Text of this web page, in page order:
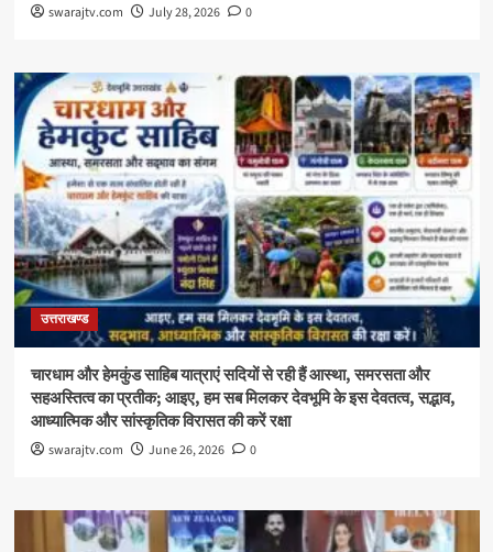
swarajtv.com July 28, 2026 0
उत्तराखण्ड
चारधाम और हेमकुंड साहिब यात्राएं सदियों से रही हैं आस्था, समरसता और
सहअस्तित्व का प्रतीक; आइए, हम सब मिलकर देवभूमि के इस देवतत्व, सद्भाव,
आध्यात्मिक और सांस्कृतिक विरासत की करें रक्षा
swarajtv.com June 26, 2026 0